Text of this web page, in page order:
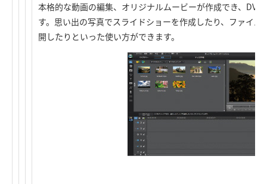
本格的な動画の編集、オリジナルムービーが作成でき、
す。思い出の写真でスライドショーを作成したり、ファイル
開したりといった使い方ができます。